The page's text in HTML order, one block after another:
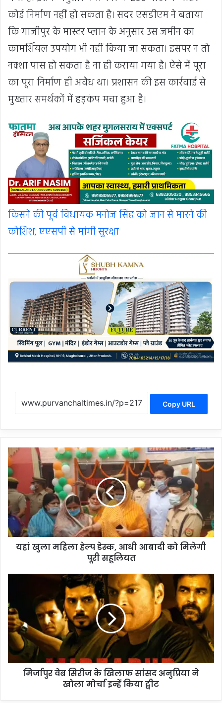
कोई निर्माण नहीं हो सकता है। सदर एसडीएम ने बताया
कि गाजीपुर के मास्टर प्लान के अनुसार उस जमीन का
कामर्शियल उपयोग भी नहीं किया जा सकता। इसपर न तो
नक्शा पास हो सकता है ना ही कराया गया है। ऐसे में पूरा
का पूरा निर्माण ही अवैध था। प्रशासन की इस कार्रवाई से
मुख्तार समर्थकों में हड़कंप मचा हुआ है।
किसने की पूर्व विधायक मनोज सिंह को जान से मारने की
कोशिश, एएसपी से मांगी सुरक्षा
Copy URL
यहां
खुला
महिला
हेल्प
डेस्क,
आधी
आबादी
को
मिलेगी
यहां खुला महिला हेल्प डेस्क, आधी आबादी को मिलेगी
पूरी सहूलियत
के
खिलाफ
सांसद
अनुप्रिया
ने
खोला
मिर्जापुर वेब सिरीज के खिलाफ सांसद अनुप्रिया ने
खोला मोर्चा इन्हें किया ट्वीट